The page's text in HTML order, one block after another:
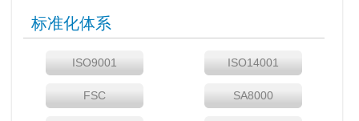
标准化体系
ISO9001 ISO14001
FSC SA8000